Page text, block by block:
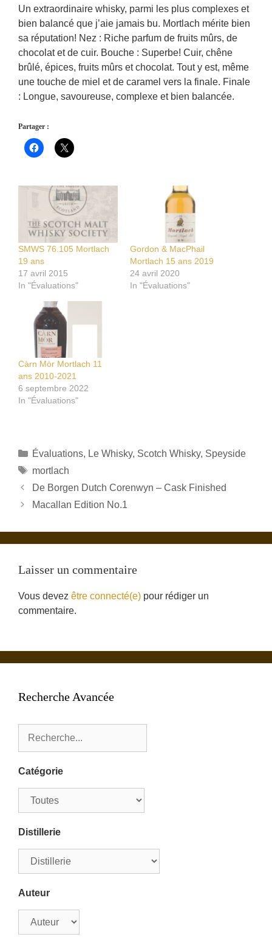
Un extraordinaire whisky, parmi les plus complexes et
bien balancé que j’aie jamais bu. Mortlach mérite bien
sa réputation! Nez : Riche parfum de fruits mûrs, de
chocolat et de cuir. Bouche : Superbe! Cuir, chêne
brûlé, épices, fruits mûrs et chocolat. Tout y est, même
une touche de miel et de caramel vers la finale. Finale
: Longue, savoureuse, complexe et bien balancée.
Partager :
SMWS 76.105 Mortlach
19 ans
17 avril 2015
In "Évaluations"
Gordon & MacPhail
Mortlach 15 ans 2019
24 avril 2020
In "Évaluations"
Càrn Mòr Mortlach 11
ans 2010-2021
6 septembre 2022
In "Évaluations"
Catégories
Évaluations, Le Whisky, Scotch Whisky, Speyside
Étiquettes
mortlach
De Borgen Dutch Corenwyn – Cask Finished
Macallan Edition No.1
Laisser un commentaire
Vous devez être connecté(e) pour rédiger un
commentaire.
Recherche Avancée
Catégorie
Distillerie
Auteur